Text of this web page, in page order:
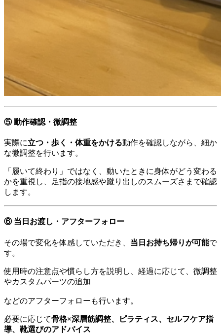
⑤ 動作確認・微調整
実際に立つ・歩く・体重をかける動作を確認しながら、細か
な微調整を行います。
「履いて終わり」ではなく、動いたときに身体がどう変わる
かを重視し、足指の接地感や蹴り出しのスムーズさまで確認
します。
⑥ 当日お渡し・アフターフォロー
その場で変化を体感していただき、 当日お持ち帰りが可能で
す。
使用時の注意点や慣らし方を説明し、経過に応じて、微調整
やカスタムパーツの追加
などのアフターフォローも行います。
必要に応じて骨格×深層筋調整、ピラティス、セルフケア指
導、靴選びのアドバイス